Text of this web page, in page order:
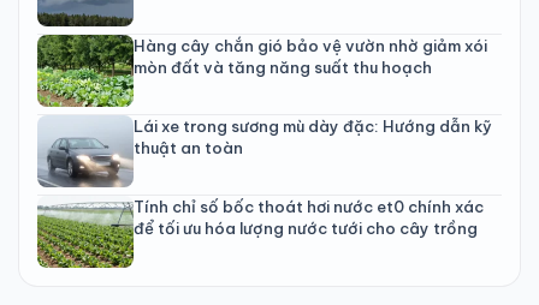
Hàng cây chắn gió bảo vệ vườn nhờ giảm xói
mòn đất và tăng năng suất thu hoạch
Lái xe trong sương mù dày đặc: Hướng dẫn kỹ
thuật an toàn
Tính chỉ số bốc thoát hơi nước et0 chính xác
để tối ưu hóa lượng nước tưới cho cây trồng